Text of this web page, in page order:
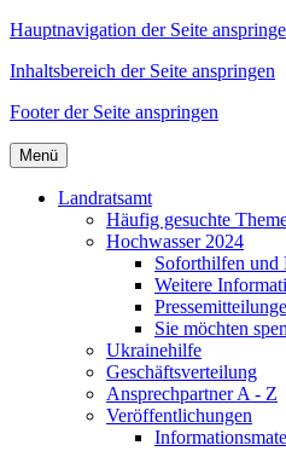
Hauptnavigation der Seite
Inhaltsbereich der Seite anspringen
Footer der Seite anspringen
Menü
Landratsamt
Häufig gesuchte
Hochwasser 2024
Soforthilfen und
Weitere
Sie möchten
Ukrainehilfe
Geschäftsverteilung
Ansprechpartner A - Z
Veröffentlichungen